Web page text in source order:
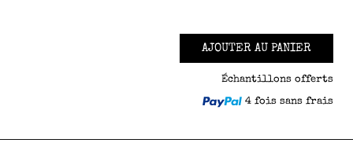
AJOUTER AU PANIER
Échantillons offerts
4 fois sans frais